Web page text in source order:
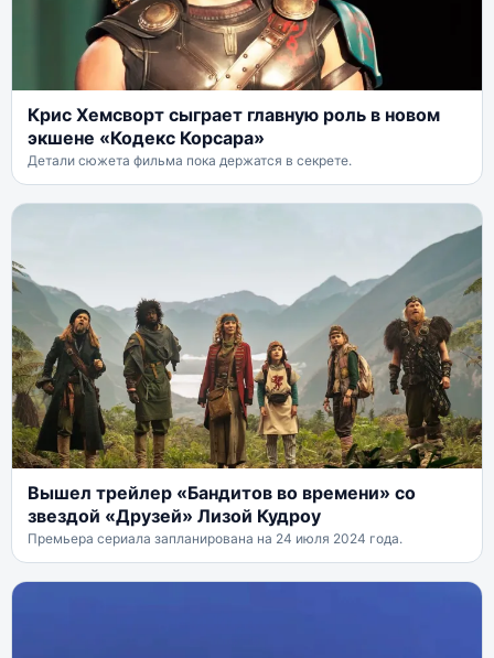
Крис Хемсворт сыграет главную роль в новом
экшене «Кодекс Корсара»
Детали сюжета фильма пока держатся в секрете.
Вышел трейлер «Бандитов во времени» со
звездой «Друзей» Лизой Кудроу
Премьера сериала запланирована на 24 июля 2024 года.